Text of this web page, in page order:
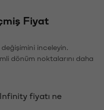
Fiyat
inceleyin.
dönüm noktalarını daha
fiyatı ne